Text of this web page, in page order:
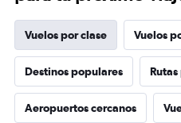
Vuelos por clase Vuelos
Destinos populares
Aeropuertos cercanos